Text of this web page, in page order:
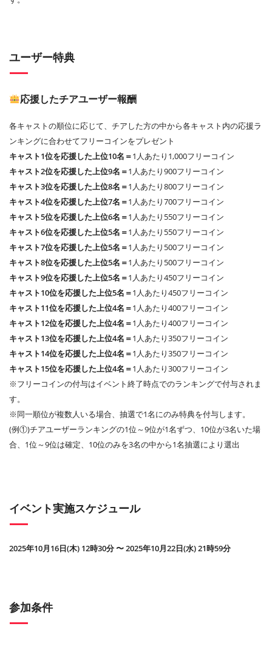
ユーザー特典
応援したチアユーザー報酬
各キャストの順位に応じて、チアした方の中から各キャスト内の応援ラ
ンキングに合わせてフリーコインをプレゼント
キャスト1位を応援した上位10名＝1人あたり1,000フリーコイン
キャスト2位を応援した上位9名＝1人あたり900フリーコイン
キャスト3位を応援した上位8名＝1人あたり800フリーコイン
キャスト4位を応援した上位7名＝1人あたり700フリーコイン
キャスト5位を応援した上位6名＝1人あたり550フリーコイン
キャスト6位を応援した上位5名＝1人あたり550フリーコイン
キャスト7位を応援した上位5名＝1人あたり500フリーコイン
キャスト8位を応援した上位5名＝1人あたり500フリーコイン
キャスト9位を応援した上位5名＝1人あたり450フリーコイン
キャスト10位を応援した上位5名＝1人あたり450フリーコイン
キャスト11位を応援した上位4名＝1人あたり400フリーコイン
キャスト12位を応援した上位4名＝1人あたり400フリーコイン
キャスト13位を応援した上位4名＝1人あたり350フリーコイン
キャスト14位を応援した上位4名＝1人あたり350フリーコイン
キャスト15位を応援した上位4名＝1人あたり300フリーコイン
※フリーコインの付与はイベント終了時点でのランキングで付与されま
す。
※同一順位が複数人いる場合、抽選で1名にのみ特典を付与します。
(例①)チアユーザーランキングの1位～9位が1名ずつ、10位が3名いた場
合、1位～9位は確定、10位のみを3名の中から1名抽選により選出
イベント実施スケジュール
2025年10月16日(木) 12時30分 〜 2025年10月22日(水) 21時59分
参加条件